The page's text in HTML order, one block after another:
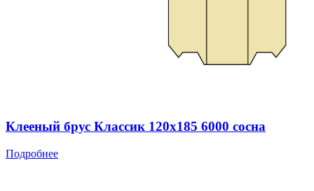
Клееный брус Классик 120x185 6000 сосна
Подробнее